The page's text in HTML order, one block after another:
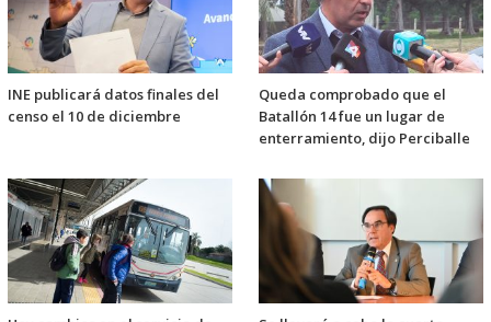
INE publicará datos finales del
censo el 10 de diciembre
Queda comprobado que el
Batallón 14 fue un lugar de
enterramiento, dijo Perciballe